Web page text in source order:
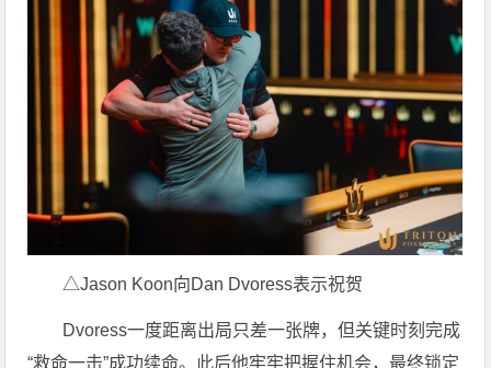
△Jason Koon向Dan Dvoress表示祝贺
Dvoress一度距离出局只差一张牌，但关键时刻完成
“救命一击”成功续命。此后他牢牢把握住机会，最终锁定